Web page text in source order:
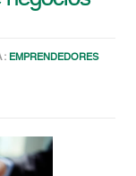
: EMPRENDEDORES